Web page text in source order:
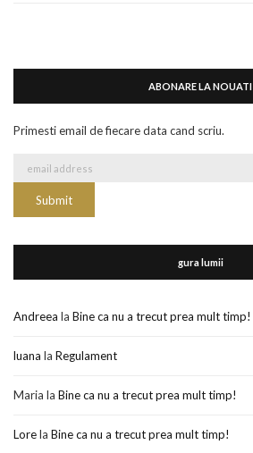
ABONARE LA NOUATI
Primesti email de fiecare data cand scriu.
gura lumii
Andreea la Bine ca nu a trecut prea mult timp!
luana la Regulament
Maria la Bine ca nu a trecut prea mult timp!
Lorela Bine ca nu a trecut prea mult timp!